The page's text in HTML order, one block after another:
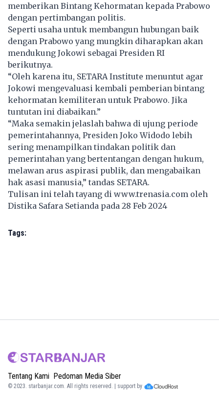
memberikan Bintang Kehormatan kepada Prabowo
dengan pertimbangan politis.
Seperti usaha untuk membangun hubungan baik
dengan Prabowo yang mungkin diharapkan akan
mendukung Jokowi sebagai Presiden RI
berikutnya.
“Oleh karena itu, SETARA Institute menuntut agar
Jokowi mengevaluasi kembali pemberian bintang
kehormatan kemiliteran untuk Prabowo. Jika
tuntutan ini diabaikan.”
“Maka semakin jelaslah bahwa di ujung periode
pemerintahannya, Presiden Joko Widodo lebih
sering menampilkan tindakan politik dan
pemerintahan yang bertentangan dengan hukum,
melawan arus aspirasi publik, dan mengabaikan
hak asasi manusia,” tandas SETARA.
Tulisan ini telah tayang di www.trenasia.com oleh
Distika Safara Setianda pada 28 Feb 2024
Tags:
Tentang Kami Pedoman Media Siber
© 2023. starbanjar.com. All rights reserved. | support by